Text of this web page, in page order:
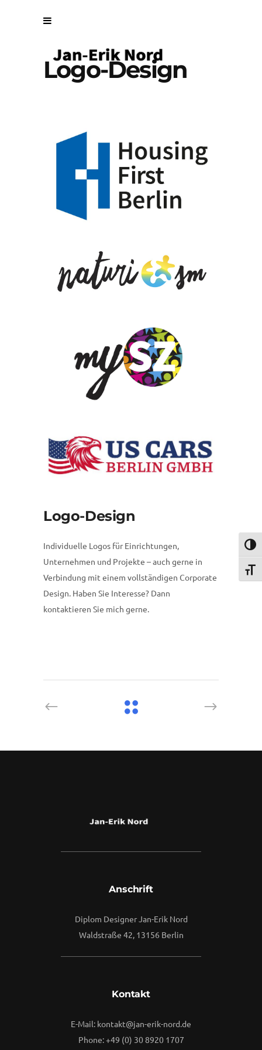
Logo-Design
Logo-Design
Individuelle Logos für Einrichtungen,
Unternehmen und Projekte – auch gerne in
Verbindung mit einem vollständigen Corporate
Design. Haben Sie Interesse? Dann
kontaktieren Sie mich gerne.
Anschrift
Diplom Designer Jan-Erik Nord
Waldstraße 42, 13156 Berlin
Kontakt
E-Mail: kontakt@jan-erik-nord.de
Phone: +49 (0) 30 8920 1707